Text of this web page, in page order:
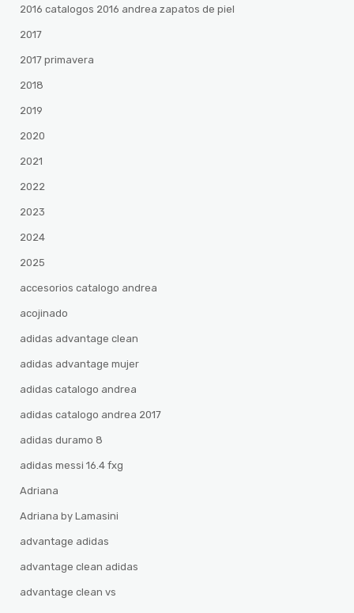
2016 catalogos 2016 andrea zapatos de piel
2017
2017 primavera
2018
2019
2020
2021
2022
2023
2024
2025
accesorios catalogo andrea
acojinado
adidas advantage clean
adidas advantage mujer
adidas catalogo andrea
adidas catalogo andrea 2017
adidas duramo 8
adidas messi 16.4 fxg
Adriana
Adriana by Lamasini
advantage adidas
advantage clean adidas
advantage clean vs